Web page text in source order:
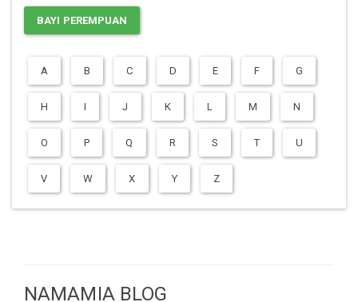
BAYI PEREMPUAN
A B C D E F G
H I J K L M N
O P Q R S T U
V W X Y Z
NAMAMIA BLOG